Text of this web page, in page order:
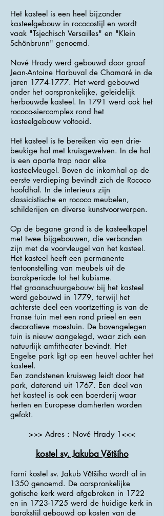
Het kasteel is een heel bijzonder
kasteelgebouw in rococostijl en wordt
vaak "Tsjechisch Versailles" en "Klein
Schönbrunn" genoemd.
Nové Hrady werd gebouwd door graaf
Jean-Antoine Harbuval de Chamaré in de
jaren 1774-1777. Het werd gebouwd
onder het oorspronkelijke, geleidelijk
herbouwde kasteel. In 1791 werd ook het
rococo-siercomplex rond het
kasteelgebouw voltooid.
Het kasteel is te bereiken via een drie-
beukige hal met kruisgewelven. In de hal
is een aparte trap naar elke
kasteelvleugel. Boven de inkomhal op de
eerste verdieping bevindt zich de Rococo
hoofdhal. In de interieurs zijn
classicistische en rococo meubelen,
schilderijen en diverse kunstvoorwerpen.
Op de begane grond is de kasteelkapel
met twee bijgebouwen, die verbonden
zijn met de voorvleugel van het kasteel.
Het kasteel heeft een permanente
tentoonstelling van meubels uit de
barokperiode tot het kubisme.
Het graanschuurgebouw bij het kasteel
werd gebouwd in 1779, terwijl het
achterste deel een voortzetting is van de
Franse tuin met een rond prieel en een
decoratieve moestuin. De bovengelegen
tuin is nieuw aangelegd, waar zich een
natuurlijk amfitheater bevindt. Het
Engelse park ligt op een heuvel achter het
kasteel.
Een zandstenen kruisweg leidt door het
park, daterend uit 1767. Een deel van
het kasteel is ook een boerderij waar
herten en Europese damherten worden
gefokt.
>>> Adres : Nové Hrady 1<<<
kostel sv. Jakuba Většího
Farní kostel sv. Jakub Většího wordt al in
1350 genoemd. De oorspronkelijke
gotische kerk werd afgebroken in 1722
en in 1723-1725 werd de huidige kerk in
barokstijl gebouwd op kosten van de